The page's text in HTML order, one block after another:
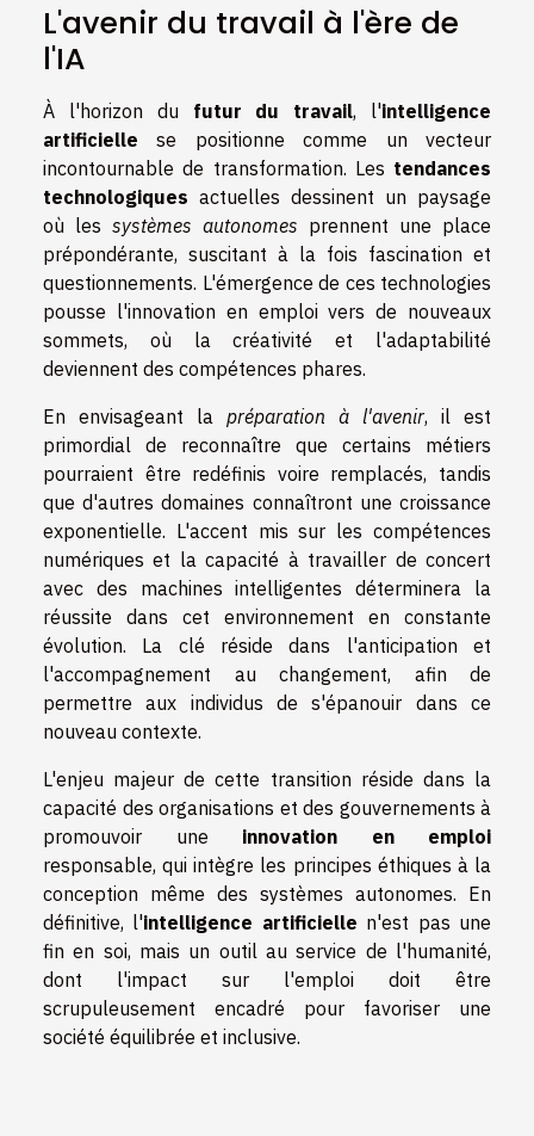
L'avenir du travail à l'ère de
l'IA
À l'horizon du futur du travail, l'intelligence
artificielle se positionne comme un vecteur
incontournable de transformation. Les tendances
technologiques actuelles dessinent un paysage
où les systèmes autonomes prennent une place
prépondérante, suscitant à la fois fascination et
questionnements. L'émergence de ces technologies
pousse l'innovation en emploi vers de nouveaux
sommets, où la créativité et l'adaptabilité
deviennent des compétences phares.
En envisageant la préparation à l'avenir, il est
primordial de reconnaître que certains métiers
pourraient être redéfinis voire remplacés, tandis
que d'autres domaines connaîtront une croissance
exponentielle. L'accent mis sur les compétences
numériques et la capacité à travailler de concert
avec des machines intelligentes déterminera la
réussite dans cet environnement en constante
évolution. La clé réside dans l'anticipation et
l'accompagnement au changement, afin de
permettre aux individus de s'épanouir dans ce
nouveau contexte.
L'enjeu majeur de cette transition réside dans la
capacité des organisations et des gouvernements à
promouvoir une innovation en emploi
responsable, qui intègre les principes éthiques à la
conception même des systèmes autonomes. En
définitive, l'intelligence artificielle n'est pas une
fin en soi, mais un outil au service de l'humanité,
dont l'impact sur l'emploi doit être
scrupuleusement encadré pour favoriser une
société équilibrée et inclusive.